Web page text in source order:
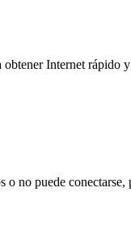
Internet rápido
no puede